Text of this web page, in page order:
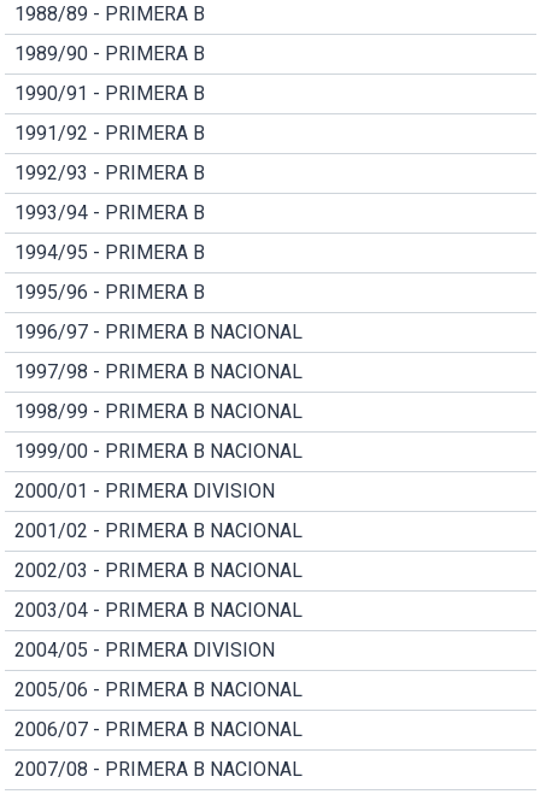
1988/89 - PRIMERA B
1989/90 - PRIMERA B
1990/91 - PRIMERA B
1991/92 - PRIMERA B
1992/93 - PRIMERA B
1993/94 - PRIMERA B
1994/95 - PRIMERA B
1995/96 - PRIMERA B
1996/97 - PRIMERA B NACIONAL
1997/98 - PRIMERA B NACIONAL
1998/99 - PRIMERA B NACIONAL
1999/00 - PRIMERA B NACIONAL
2000/01 - PRIMERA DIVISION
2001/02 - PRIMERA B NACIONAL
2002/03 - PRIMERA B NACIONAL
2003/04 - PRIMERA B NACIONAL
2004/05 - PRIMERA DIVISION
2005/06 - PRIMERA B NACIONAL
2006/07 - PRIMERA B NACIONAL
2007/08 - PRIMERA B NACIONAL